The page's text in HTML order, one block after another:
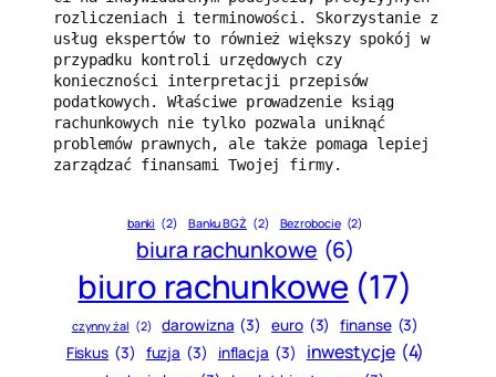
rozliczeniach i terminowości. Skorzystanie z
usług ekspertów to również większy spokój w
przypadku kontroli urzędowych czy
konieczności interpretacji przepisów
podatkowych. Właściwe prowadzenie ksiąg
rachunkowych nie tylko pozwala uniknąć
problemów prawnych, ale także pomaga lepiej
zarządzać finansami Twojej firmy.
banki (2) Banku BGŻ (2) Bezrobocie (2)
biura rachunkowe (6)
biuro rachunkowe (17)
czynny żal (2) darowizna (3) euro (3) finanse (3)
Fiskus (3) fuzja (3) inflacja (3) inwestycje (4)